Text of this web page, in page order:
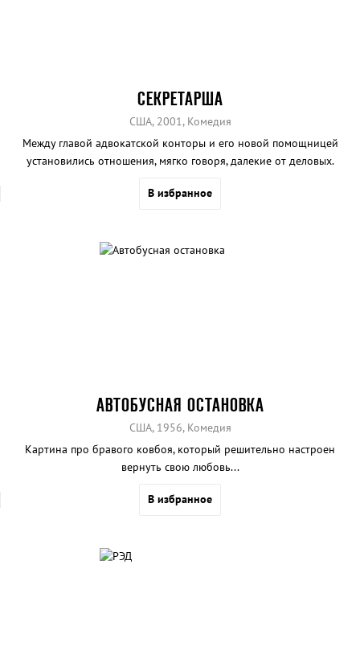
СЕКРЕТАРША
США, 2001, Комедия
Между главой адвокатской конторы и его новой помощницей
установились отношения, мягко говоря, далекие от деловых.
В избранное
АВТОБУСНАЯ ОСТАНОВКА
США, 1956, Комедия
Картина про бравого ковбоя, который решительно настроен
вернуть свою любовь...
В избранное